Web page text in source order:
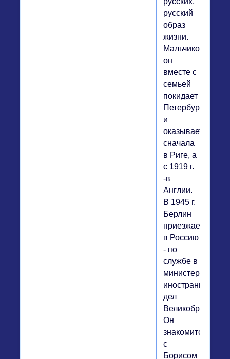
русский
образ
жизни.
Мальчиком
он
вместе с
семьей
покидает
Петербург
и
оказывается
сначала
в Риге, а
с 1919 г.
-в
Англии.
В 1945 г.
Берлин
приезжает
в Россию
- по
службе в
министерстве
иностранных
дел
Великобритании.
Он
знакомится
с
Борисом